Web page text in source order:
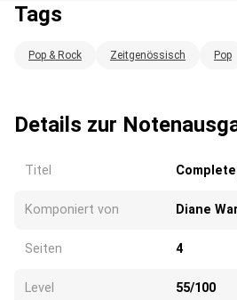
Tags
Pop & Rock Zeitgenössisch Pop
Details zur
Titel
Komponiert von Diane
Seiten 4
Level 55/100